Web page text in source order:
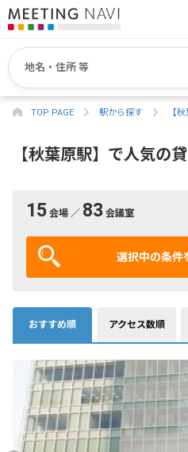
TOP PAGE 駅から探す 【
【秋葉原駅】で人気の
15 会場 ／ 83 会議室
選択中の条件
おすすめ順 アクセス数順